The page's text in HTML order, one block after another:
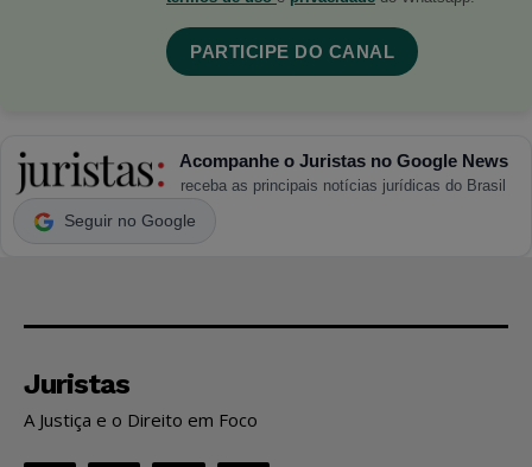
PARTICIPE DO CANAL
Acompanhe o Juristas no Google News
receba as principais notícias jurídicas do Brasil
Seguir no Google
Juristas
A Justiça e o Direito em Foco